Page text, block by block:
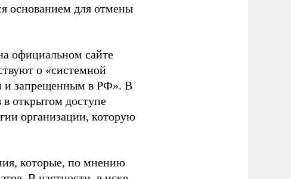
основанием для отмены
официальном сайте
о «системной
и запрещенным в РФ». В
в открытом доступе
организации, которую
которые, по мнению